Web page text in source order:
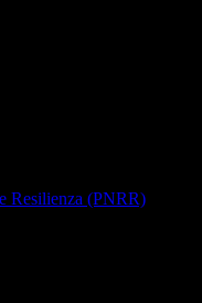
Resilienza (PNRR)